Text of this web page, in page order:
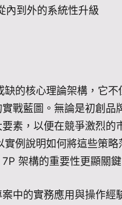
內到外的系統性升級
缺的核心理論架構，它
戰藍圖。無論是初創品
素，以便在競爭激烈的
例說明如何將這些策
架構的重要性更顯關鍵
中的實務應用與操作經